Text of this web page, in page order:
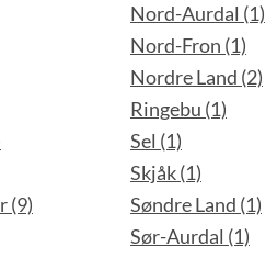
(9)
Nord-Aurdal (1)
Nord-Fron (1)
Nordre Land (2)
Ringebu (1)
Sel (1)
Skjåk (1)
Søndre Land (1)
Sør-Aurdal (1)